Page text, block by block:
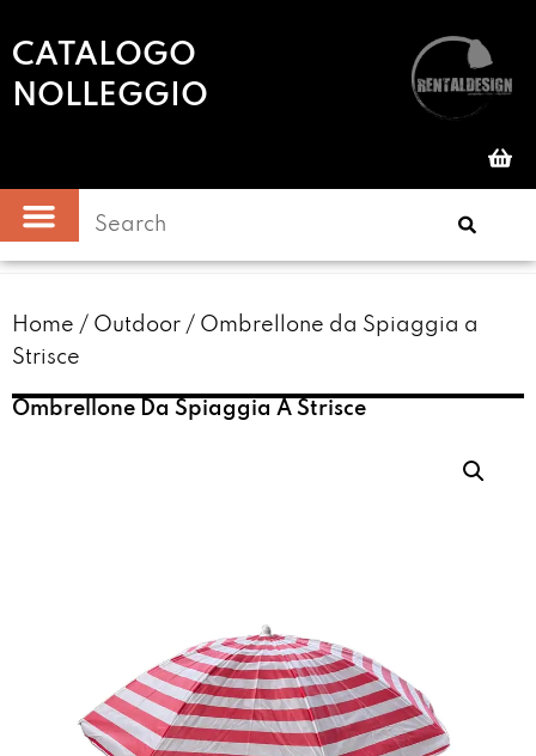
CATALOGO
NOLLEGGIO
Home / Outdoor / Ombrellone da Spiaggia a
Strisce
Ombrellone Da Spiaggia A Strisce